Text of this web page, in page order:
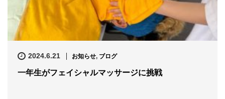
2024.6.21 お知らせ, ブログ
一年生がフェイシャルマッサージに挑戦